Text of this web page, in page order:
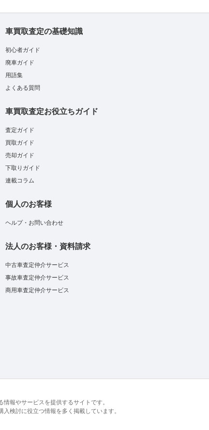
車買取査定の基礎知識
初心者ガイド
廃車ガイド
用語集
よくある質問
車買取査定お役立ちガイド
査定ガイド
買取ガイド
売却ガイド
下取りガイド
連載コラム
個人のお客様
ヘルプ・お問い合わせ
法人のお客様・資料請求
中古車査定仲介サービス
事故車査定仲介サービス
商用車査定仲介サービス
報やサービスを提供するサイトです。
検討に役立つ情報を多く掲載しています。